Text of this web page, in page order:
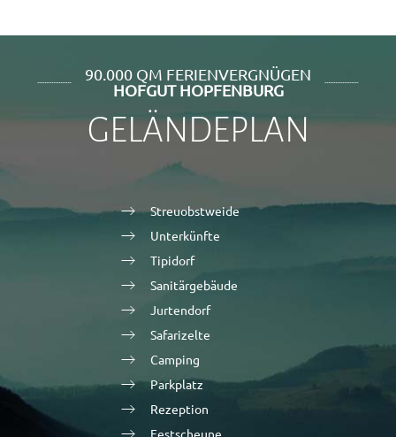
90.000 QM FERIENVERGNÜGEN
HOFGUT HOPFENBURG
GELÄNDEPLAN
Streuobstweide
Unterkünfte
Tipidorf
Sanitärgebäude
Jurtendorf
Safarizelte
Camping
Parkplatz
Rezeption
Festscheune